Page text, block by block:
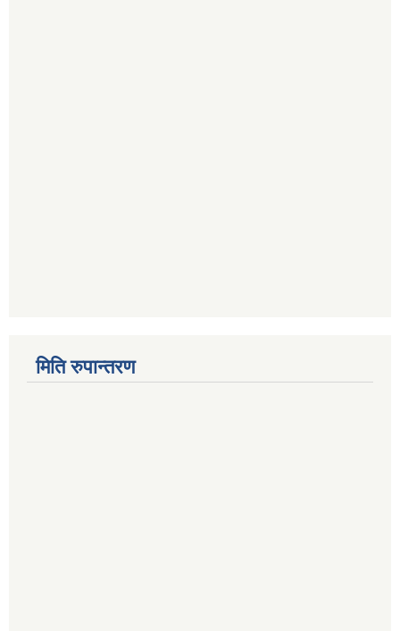
मिति रुपान्तरण